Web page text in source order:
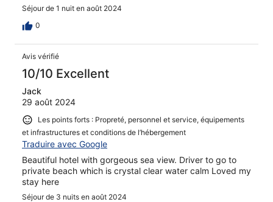
Séjour de 1 nuit en août 2024
0
Avis vérifié
10/10 Excellent
Jack
29 août 2024
Les points forts : Propreté, personnel et service, équipements
et infrastructures et conditions de l’hébergement
Traduire avec Google
Beautiful hotel with gorgeous sea view. Driver to go to
private beach which is crystal clear water calm Loved my
stay here
Séjour de 3 nuits en août 2024